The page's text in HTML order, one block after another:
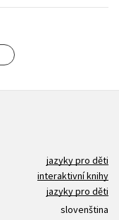
jazyky pro děti
interaktivní knihy
jazyky pro děti
slovenština